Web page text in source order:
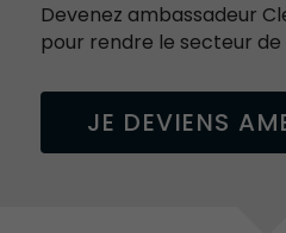
Devenez ambassadeur
pour rendre le secteur
JE DEVIENS